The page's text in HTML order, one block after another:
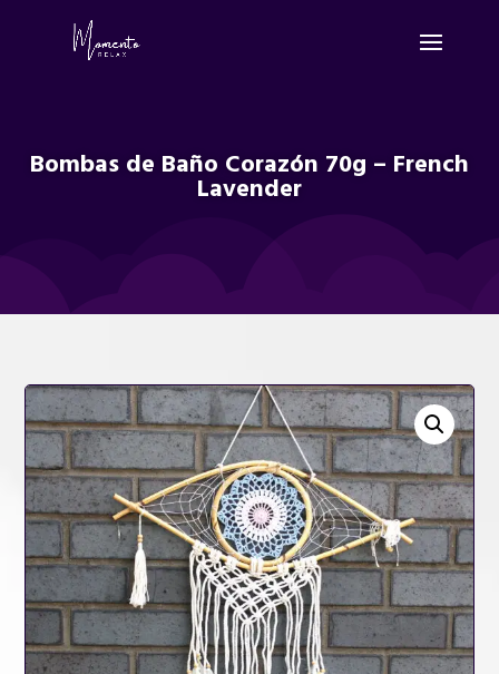
Bombas de Baño Corazón 70g – French
Lavender